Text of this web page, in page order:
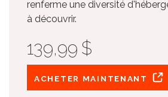
renferme une diversité
à découvrir.
139,99 $
ACHETER MAINTENANT